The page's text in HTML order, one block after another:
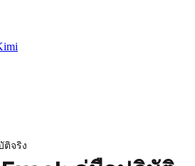
ติจริง